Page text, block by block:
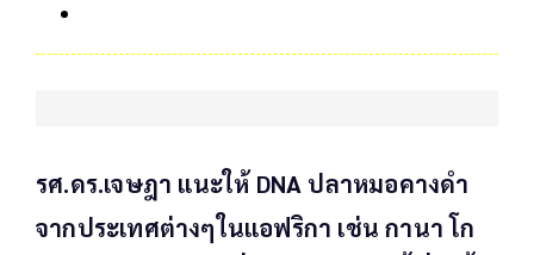
รศ.ดร.เจษฎา แนะให้ DNA ปลาหมอคางดำ
จากประเทศต่างๆในแอฟริกา เช่น กานา โก